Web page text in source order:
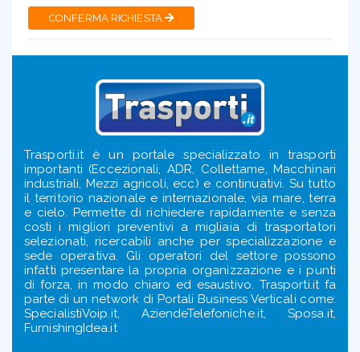
CONFERMA RICHIESTA
Trasporti.it è un portale specializzato in trasporti
importanti (Eccezionali, ADR, Collettame, Macchinari
industriali, Mezzi agricoli, ecc) e continuativi. Su tutto
il territorio nazionale e internazionale, via mare, terra
e cielo. Permette di richiedere rapidamente e senza
costi i migliori preventivi a migliaia di trasportatori
selezionati, ricercabili anche per specializzazione e
sede operativa. Gli operatori del settore possono
infatti presentare la propria organizzazione e i punti
di forza, in modo chiaro ed esaustivo. Trasporti.it fa
parte di un network di Portali Business Verticali come:
SpecialistiVoip.it, AziendeTelefoniche.it, Sposa.it,
FurnishingIdea.it